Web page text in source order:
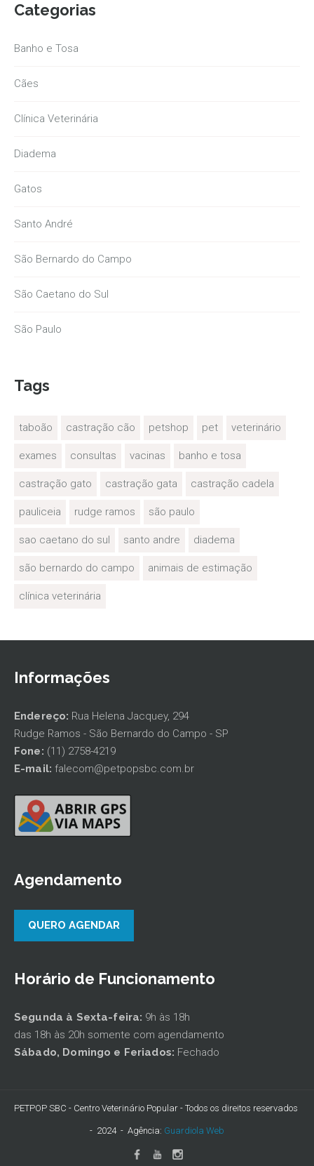
Categorias
Banho e Tosa
Cães
Clínica Veterinária
Diadema
Gatos
Santo André
São Bernardo do Campo
São Caetano do Sul
São Paulo
Tags
taboão castração cão petshop pet veterinário
exames consultas vacinas banho e tosa
castração gato castração gata castração cadela
pauliceia rudge ramos são paulo
sao caetano do sul santo andre diadema
são bernardo do campo animais de estimação
clínica veterinária
Informações
Endereço: Rua Helena Jacquey, 294
Rudge Ramos - São Bernardo do Campo - SP
Fone: (11) 2758-4219
E-mail: falecom@petpopsbc.com.br
Agendamento
QUERO AGENDAR
Horário de Funcionamento
Segunda à Sexta-feira: 9h às 18h
das 18h às 20h somente com agendamento
Sábado, Domingo e Feriados: Fechado
PETPOP SBC - Centro Veterinário Popular - Todos os direitos reservados
- 2024 - Agência: Guardiola Web